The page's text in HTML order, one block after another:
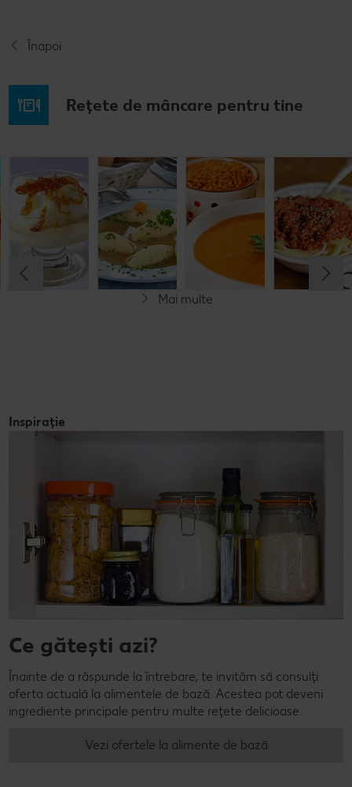
Înapoi
Rețete de mâncare pentru tine
Musaca de
cartofi cu
cașcaval
Cel mult 60 minute
Rafinat
Lapte de
pasăre
Cel mult 60 minute
Rafinat
Supă
tradițională
cu găluşte
Supă cremă de
linte
Cel mult 60 minute
Simplu
Mai multe
Inspirație
Ce gătești azi?
Înainte de a răspunde la întrebare, te invităm să consulți
oferta actuală la alimentele de bază. Acestea pot deveni
ingrediente principale pentru multe rețete delicioase.
Vezi ofertele la alimente de bază